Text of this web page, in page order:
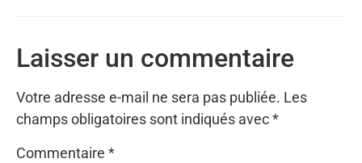
Laisser un commentaire
Votre adresse e-mail ne sera pas publiée. Les
champs obligatoires sont indiqués avec*
Commentaire *